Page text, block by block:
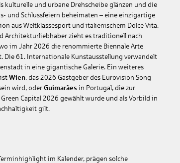
kulturelle und urbane Drehscheibe glänzen und die
und Schlussfeiern beheimaten – eine einzigartige
aus Weltklassesport und italienischem Dolce Vita.
Architekturliebhaber zieht es traditionell nach
im Jahr 2026 die renommierte Biennale Arte
Die 61. Internationale Kunstausstellung verwandelt
in eine gigantische Galerie. Ein weiteres
Wien, das 2026 Gastgeber des Eurovision Song
wird, oderGuimarãesin Portugal, die zur
Capital 2026 gewählt wurde und als Vorbild in
gilt.
im Kalender, prägen solche